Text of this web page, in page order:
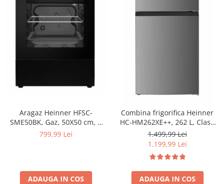
Aragaz Heinner HFSC-
SME50BK, Gaz, 50X50 cm, 4
arzatoare, Dispozitiv
799,99 Lei
ADAUGA IN COS
Combina frigorifica Heinner
HC-HM262XE++, 262 L, Clasa
E, Control electronic,
Iluminare LED, 180 cm, Inox
1.499,99 Lei
1.199,99 Lei
ADAUGA IN COS